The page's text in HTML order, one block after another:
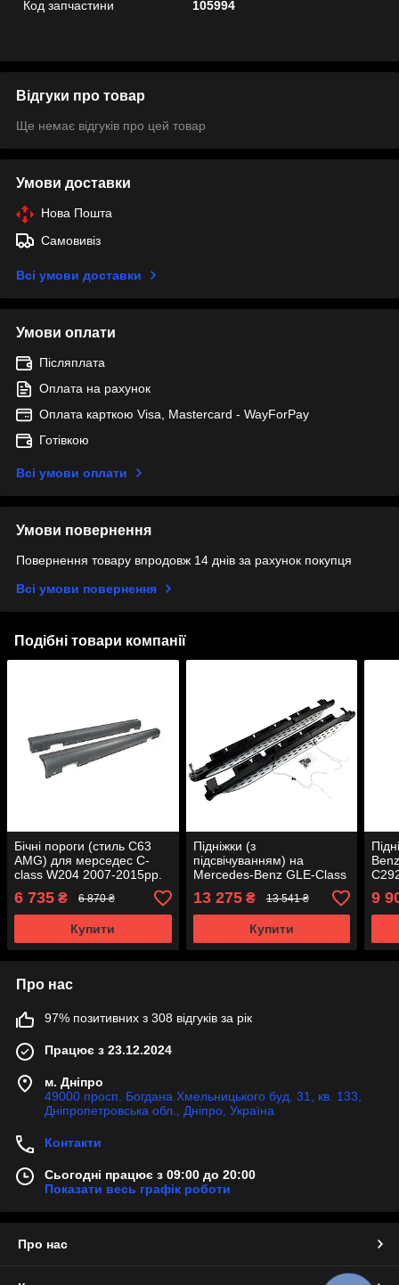
Код запчастини
105994
Відгуки про товар
Ще немає відгуків про цей товар
Умови доставки
Нова Пошта
Самовивіз
Всі умови доставки
Умови оплати
Післяплата
Оплата на рахунок
Оплата карткою Visa, Mastercard - WayForPay
Готівкою
Всі умови оплати
Умови повернення
Повернення товару впродовж 14 днів за рахунок покупця
Всі умови повернення
Подібні товари компанії
Бічні пороги (стиль С63
AMG) для мерседес C-
class W204 2007-2015рр.
6 735 ₴ 6 870 ₴
Купити
Підніжки (з
підсвічуванням) на
Mercedes-Benz GLE-Class
Coupe C292 2015-2019
року
13 275₴ 13 541 ₴
Купити
9
Про нас
97% позитивних з 308 відгуків за рік
Працює з 23.12.2024
м. Дніпро
49000 просп. Богдана Хмельницького буд. 31, кв. 133,
Дніпропетровська обл., Дніпро, Україна
Контакти
Сьогодні працює з 09:00 до 20:00
Показати весь графік роботи
Про нас